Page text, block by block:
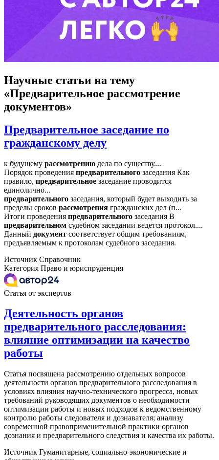
Научные статьи на тему
«Предварительное рассмотрение
документов»
Предварительное заседание по
гражданскому делу
к будущему рассмотрению дела по существу....
Порядок проведения предварительного заседания Как
правило, предварительное заседание проводится
единолично...
предварительного заседания, который будет выходить за
пределы сроков рассмотрения гражданских дел (п...
Итоги проведения предварительного заседания В
предварительном судебном заседании ведется протокол....
Данный документ соответствует общим требованиям,
предъявляемым к протоколам судебного заседания.
Источник Справочник
Категория Право и юриспруденция
Статья от экспертов
Деятельность органов
предварительного расследования:
влияние оптимизации на качество
работы
Статья посвящена рассмотрению отдельных вопросов
деятельности органов предварительного расследования в
условиях влияния научно-технического прогресса, новых
требований руководящих документов о необходимости
оптимизации работы и новых подходов к ведомственному
контролю работы следователя и дознавателя; анализу
современной правоприменительной практики органов
дознания и предварительного следствия и качества их работы.
Источник Гуманитарные, социально-экономические и